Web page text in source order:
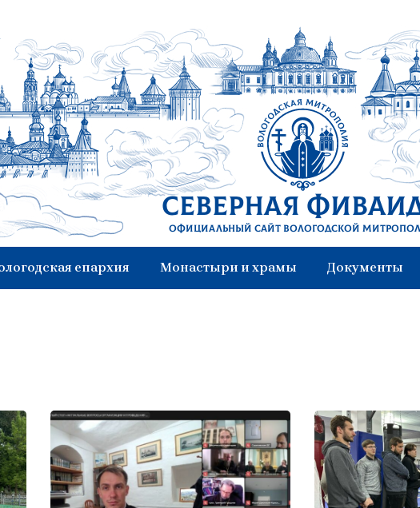
Северная
Официальный сайт Вологодской
епархия Монастыри и храмы Документы